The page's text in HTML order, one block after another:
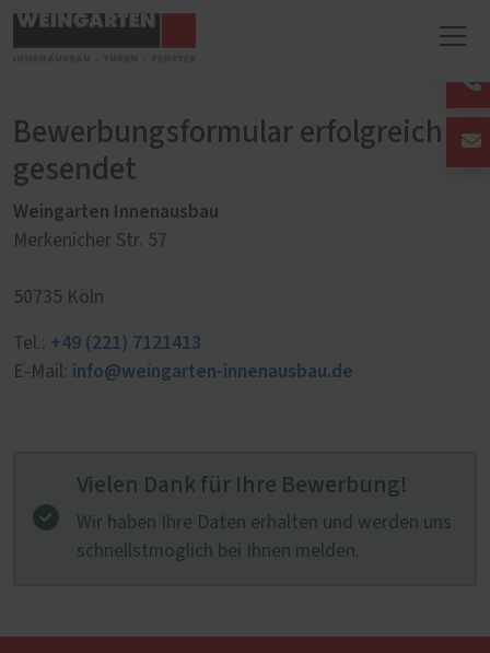
Bewerbungsformular erfolgreich
gesendet
Weingarten Innenausbau
Merkenicher Str. 57
50735 Köln
Tel.: +49 (221) 7121413
E-Mail: info@weingarten-innenausbau.de
Vielen Dank für Ihre Bewerbung!
Wir haben Ihre Daten erhalten und werden uns
schnellstmöglich bei Ihnen melden.